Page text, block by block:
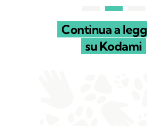
Continua a
su Kodami